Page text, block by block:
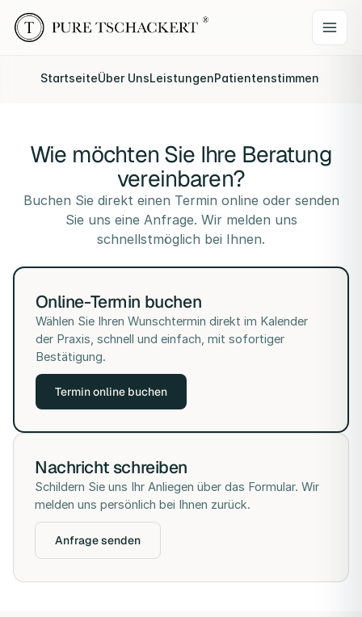
StartseiteÜber UnsLeistungenPatientenstimmen
Wie möchten Sie Ihre Beratung
vereinbaren?
Buchen Sie direkt einen Termin online oder senden
Sie uns eine Anfrage. Wir melden uns
schnellstmöglich bei Ihnen.
Online-Termin buchen
Wählen Sie Ihren Wunschtermin direkt im Kalender
der Praxis, schnell und einfach, mit sofortiger
Bestätigung.
Termin online buchen
Nachricht schreiben
Schildern Sie uns Ihr Anliegen über das Formular. Wir
melden uns persönlich bei Ihnen zurück.
Anfrage senden